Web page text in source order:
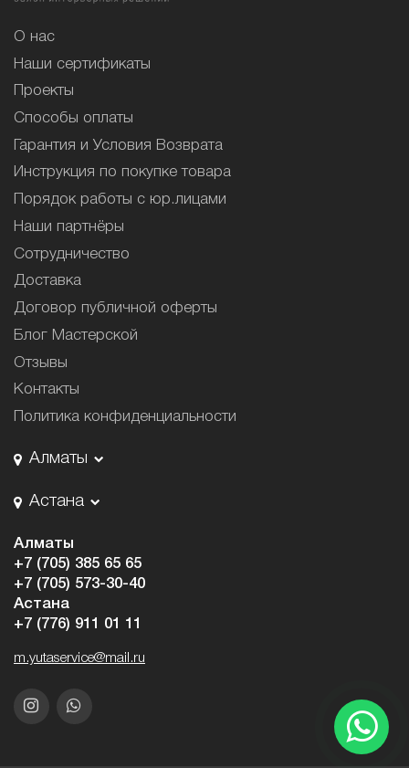
О нас
Наши сертификаты
Проекты
Способы оплаты
Гарантия и Условия Возврата
Инструкция по покупке товара
Порядок работы с юр.лицами
Наши партнёры
Сотрудничество
Доставка
Договор публичной оферты
Блог Мастерской
Отзывы
Контакты
Политика конфиденциальности
Алматы
Астана
Алматы
+7 (705) 385 65 65
+7 (705) 573-30-40
Астана
+7 (776) 911 01 11
m.yutaservice@mail.ru